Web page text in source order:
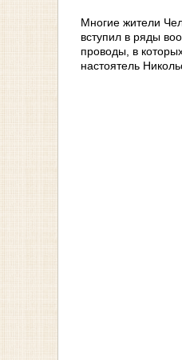
Многие жители
вступил в ряды
проводы, в
настоятель